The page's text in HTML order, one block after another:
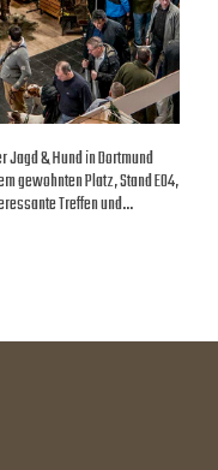
& Hund in Dortmund
gewohnten Platz, Stand E04,
Treffen und…